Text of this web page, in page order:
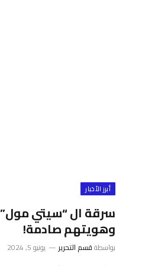
أبرز الأخبار
سرقة ال “سيتي
وهويتهم صادمة!
بواسطةقسم التحرير يونيو 5, 2024